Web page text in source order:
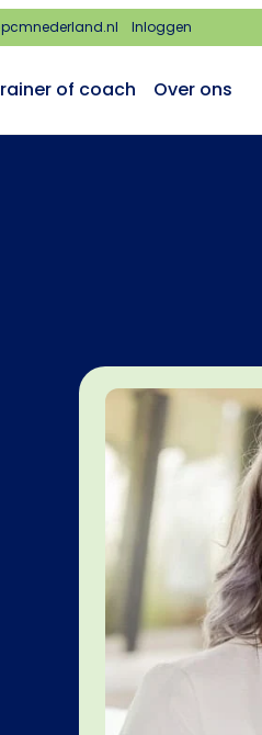
Inloggen
of coach Over ons